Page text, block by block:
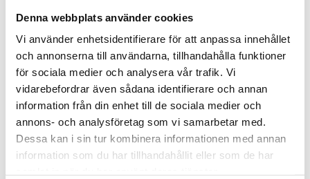
Denna webbplats använder cookies
Vi använder enhetsidentifierare för att anpassa innehållet
och annonserna till användarna, tillhandahålla funktioner
för sociala medier och analysera vår trafik. Vi
vidarebefordrar även sådana identifierare och annan
information från din enhet till de sociala medier och
annons- och analysföretag som vi samarbetar med.
Dessa kan i sin tur kombinera informationen med annan
information som du har tillhandahållit eller som de har
11 890,00KR
Antal